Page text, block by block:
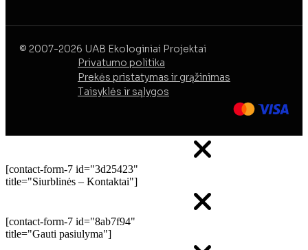
© 2007-2026 UAB Ekologiniai Projektai
Privatumo politika
Prekės pristatymas ir grąžinimas
Taisyklės ir sąlygos
[contact-form-7 id="3d25423"
title="Siurblinės – Kontaktai"]
[contact-form-7 id="8ab7f94"
title="Gauti pasiulyma"]